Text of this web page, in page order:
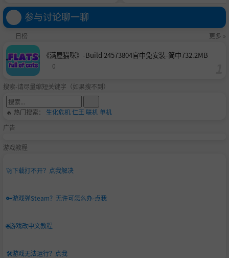
参与讨论聊一聊
日榜 更多 »
《满屋猫咪》-Build 24573804官中免安装-简中732.2MB
0
搜索-请尽量缩短关键字（如果搜不到）
🔥 热门搜索： 生化危机仁王 联机单机
广告
游戏教程
🚀下载打不开？点我解决
🔑游戏弹Steam？无许可怎么办-点我
🌐游戏改中文教程
🛠️游戏无法运行？点我